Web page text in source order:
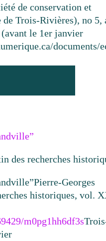
de conservation et
Trois-Rivières), no
le 1er janvier
documents/
des recherches
Pierre-Georges
historiques, vol.
m0pg1hh6df3s